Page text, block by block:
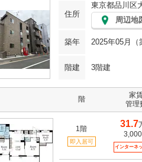
住所
東京都品川区
周辺地
築年
2025年05月（
階建 3階建
階
家
管理
1階
即入居可
31.7
インターネ